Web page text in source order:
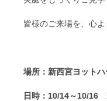
皆様のご来場を、心よ
場所：新西宮ヨット
日時：10/14～10/16